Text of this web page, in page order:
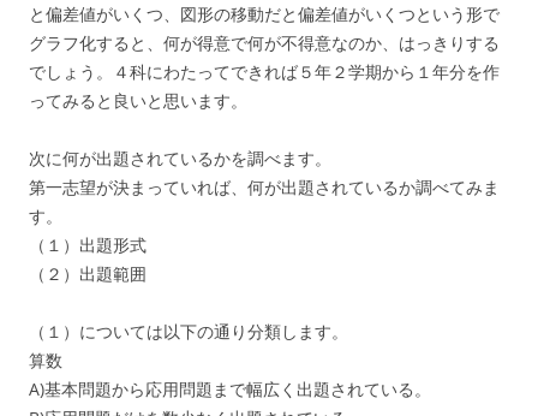
と偏差値がいくつ、図形の移動だと偏差値がいくつという形で
グラフ化すると、何が得意で何が不得意なのか、はっきりする
でしょう。４科にわたってできれば５年２学期から１年分を作
ってみると良いと思います。
次に何が出題されているかを調べます。
第一志望が決まっていれば、何が出題されているか調べてみま
す。
（１）出題形式
（２）出題範囲
（１）については以下の通り分類します。
算数
A)基本問題から応用問題まで幅広く出題されている。